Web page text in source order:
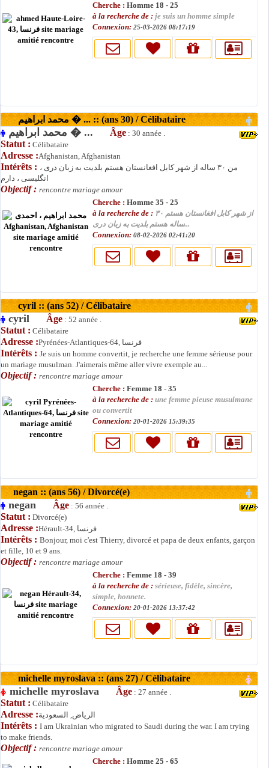
Cherche : Homme 18 - 25
à la recherche de : je suis un homme simple
Connexion: 25-03-2026 08:17:19
محمد ابراهیم � ... :: (ans 30) / Célibataire
محمد ابراهیم � ... Âge : 30 année .
Statut : Célibataire
Adresse :Afghanistan, Afghanistan
Intérêts : من ۳۰ ساله از شهر کابل افغانستان هستم بلدیت به زبان دری ،
انگلیسی ، دارم
Objectif : rencontre mariage amour
Cherche : Homme 35 - 25
à la recherche de : از شهر کابل افغانستان هستم ۳۰
ساله هستم بلدیت به زبان دری...
Connexion: 08-02-2026 02:41:20
cyril :: (ans 52) / Célibataire
cyril Âge : 52 année .
Statut : Célibataire
Adresse : Pyrénées-Atlantiques-64, فرنسا
Intérêts : Je suis un homme convertit, je recherche une femme sérieuse pour
un mariage musulman. J'aimerais même aller vivre exemple au...
Objectif : rencontre mariage amour
Cherche : Femme 18 - 35
à la recherche de : une femme pieuse musulmane
ou convertit
Connexion: 20-01-2026 15:39:35
negan :: (ans 56) / Divorcé(e)
negan Âge : 56 année .
Statut : Divorcé(e)
Adresse : Hérault-34, فرنسا
Intérêts : Bonjour, moi c'est Thierry, divorcé et papa de deux enfants, garçon
et fille, 10 et 9 ans.
Objectif : rencontre mariage amour
Cherche : Femme 18 - 39
à la recherche de : sérieuse, fidèle, sincère,
simple, honnete.
Connexion: 20-01-2026 13:37:42
michelle myroslava :: (ans 27) / Célibataire
michelle myroslava Âge : 27 année .
Statut : Célibataire
Adresse :الرياض, السعودية
Intérêts : I am Ukrainian who migrated to Saudi during the war. I am trying
to make friends.
Objectif : rencontre mariage amour
Cherche : Homme 25 - 65